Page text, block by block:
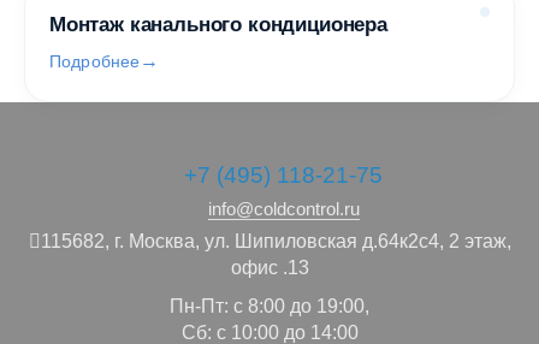
Монтаж канального кондиционера
Подробнее
+7 (495) 118-21-75
info@coldcontrol.ru
115682, г. Москва, ул. Шипиловская д.64к2с4, 2 этаж,
офис .13
Пн-Пт: с 8:00 до 19:00,
Сб: с 10:00 до 14:00